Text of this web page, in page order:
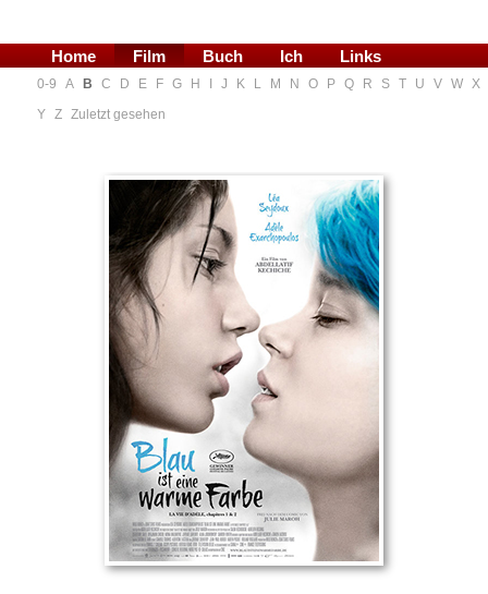
Home Film Buch Ich Links
0-9 A B C D E F G H J K L M N O P Q R S T U V W X
Y Z Zuletzt gesehen